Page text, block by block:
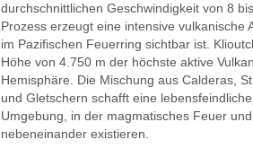
durchschnittlichen Geschwindigkeit von 8
Prozess erzeugt eine intensive vulkanische
im Pazifischen Feuerring sichtbar ist.
Höhe von 4.750 m der höchste aktive
Hemisphäre. Die Mischung aus Calderas,
und Gletschern schafft eine
Umgebung, in der magmatisches Feuer
nebeneinander existieren.